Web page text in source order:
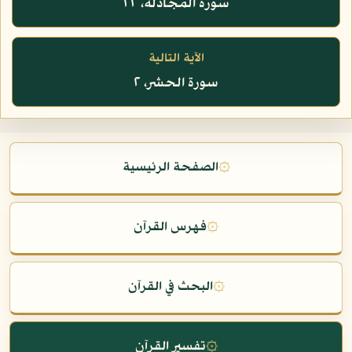
سورة المجادلة، ٢٢
الآية التالية
سورة الحشر، ٢
۞الصفحة الرئيسية
۞فهرس القرآن
۞البحث في القرآن
۞تفسير القرآن